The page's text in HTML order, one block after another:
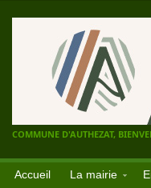
COMMUNE D'AUTHEZAT,
Accueil La mairie